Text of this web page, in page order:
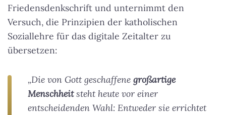
Friedensdenkschrift und unternimmt den
Versuch, die Prinzipien der katholischen
Soziallehre für das digitale Zeitalter zu
übersetzen:
„Die von Gott geschaffene großartige
Menschheitsteht heute vor einer
entscheidenden Wahl: Entweder sie errichtet